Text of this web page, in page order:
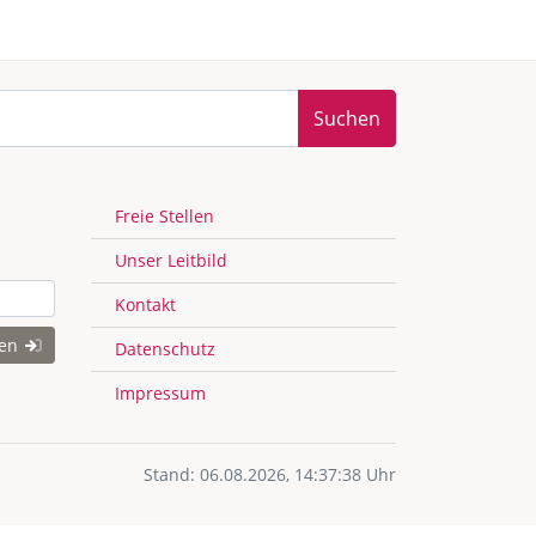
Suchen
Freie Stellen
Unser Leitbild
Kontakt
Datenschutz
Impressum
Stand: 06.08.2026, 14:37:38 Uhr